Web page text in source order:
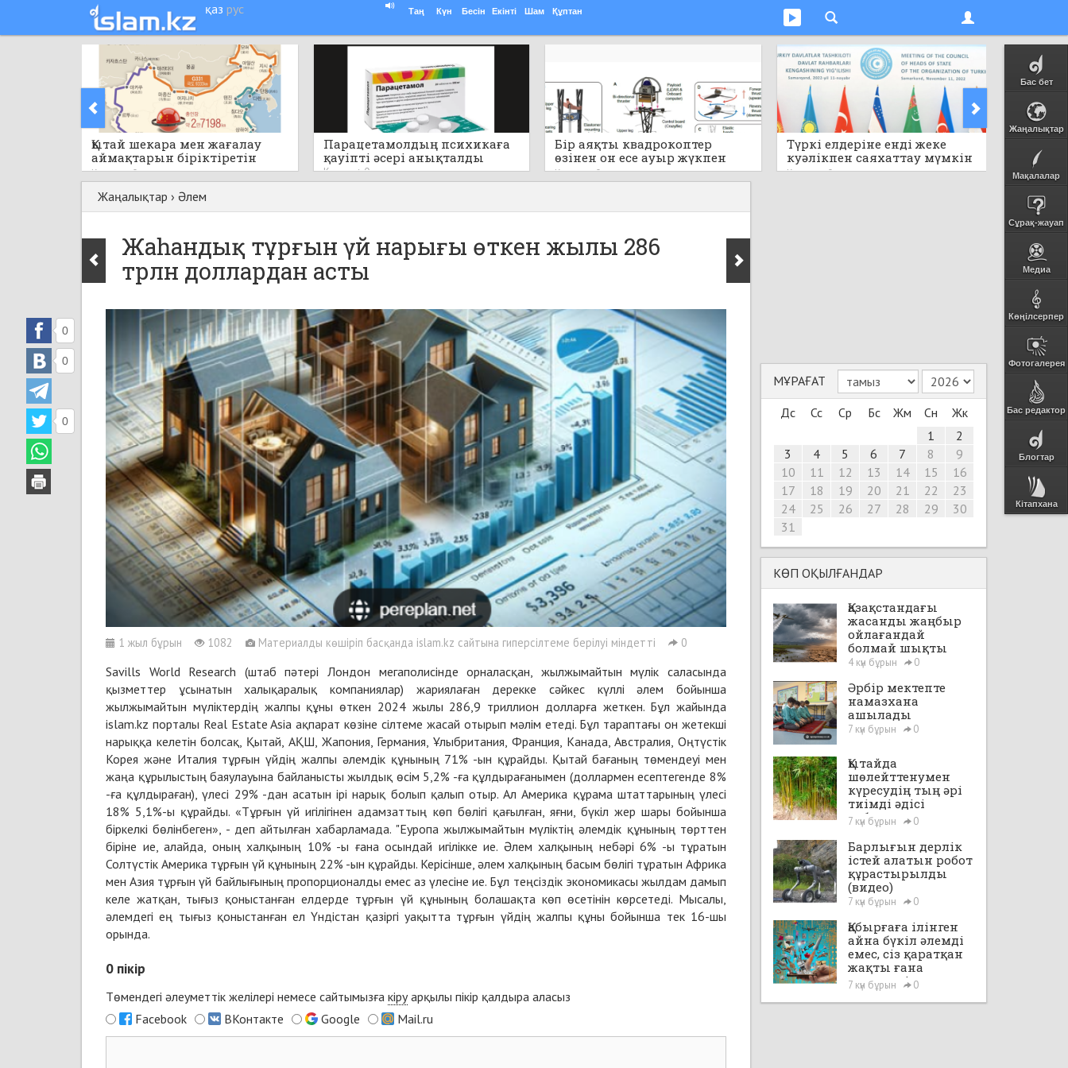
қаз рус Таң Күн Бесін Екінті Шам Құптан
Бас бет
Жаңалықтар
Мақалалар
Сұрақ-жауап
Медиа
Көңілсерпер
Фотогалерея
Бас редактор
Блогтар
Кітапхана
Қытай шекара мен жағалау
аймақтарын біріктіретін
бірегей стратегиялық жобаны
қолға алады
Кеше 0
Парацетамолдың психикаға
қауіпті әсері анықталды
Кеше 0
Бір аяқты квадрокоптер
өзінен он есе ауыр жүкпен
секіре алады (видео)
Кеше 0
Түркі елдеріне енді жеке
куәлікпен саяхаттау мүмкін
болмақ
Кеше 0 Кеше 0
Жаңалықтар › Әлем
Жаһандық тұрғын үй нарығы өткен жылы 286
трлн доллардан асты
1 жыл бұрын 1082 Материалды көшіріп басқанда islam.kz сайтына гиперсілтеме берілуі міндетті 0
0
0
0
Savills World Research (штаб пәтері Лондон мегаполисінде орналасқан, жылжымайтын мүлік саласында
қызметтер ұсынатын халықаралық компаниялар) жариялаған дерекке сәйкес күллі әлем бойынша
жылжымайтын мүліктердің жалпы құны өткен 2024 жылы 286,9 триллион долларға жеткен. Бұл жайында
islam.kz порталы Real Estate Asia ақпарат көзіне сілтеме жасай отырып мәлім етеді. Бұл тараптағы он жетекші
нарыққа келетін болсақ, Қытай, АҚШ, Жапония, Германия, Ұлыбритания, Франция, Канада, Австралия, Оңтүстік
Корея және Италия тұрғын үйдің жалпы әлемдік құнының 71% -ын құрайды. Қытай бағаның төмендеуі мен
жаңа құрылыстың баяулауына байланысты жылдық өсім 5,2% -ға құлдырағанымен (доллармен есептегенде 8%
-ға құлдыраған), үлесі 29% -дан асатын ірі нарық болып қалып отыр. Ал Америка құрама штаттарының үлесі
18% 5,1%-ы құрайды. «Тұрғын үй игілігінен адамзаттың көп бөлігі қағылған, яғни, бүкіл жер шары бойынша
біркелкі бөлінбеген», - деп айтылған хабарламада. "Еуропа жылжымайтын мүліктің әлемдік құнының төрттен
біріне ие, алайда, оның халқының 10% -ы ғана осындай игілікке ие. Әлем халқының небәрі 6% -ы тұратын
Солтүстік Америка тұрғын үй құнының 22% -ын құрайды. Керісінше, әлем халқының басым бөлігі тұратын Африка
мен Азия тұрғын үй байлығының пропорционалды емес аз үлесіне ие. Бұл теңсіздік экономикасы жылдам дамып
келе жатқан, тығыз қоныстанған елдерде тұрғын үй құнының болашақта көп өсетінін көрсетеді. Мысалы,
әлемдегі ең тығыз қоныстанған ел Үндістан қазіргі уақытта тұрғын үйдің жалпы құны бойынша тек 16-шы
орында.
0 пікір
Төмендегі әлеуметтік желілері немесе сайтымызға кіруарқылы пікір қалдыра аласыз
Facebook
ВКонтакте Google Mail.ru
МҰРАҒАТ
Дс
Сс Ср Бс Жм Сн
Жк
1
2
3
4 5 6 7 8
9
10
11 12 13 14 15
16
17
18 19 20 21 22
23
24
25 26 27 28 29
30
31
КӨП ОҚЫЛҒАНДАР
Қазақстандағы
жасанды жаңбыр
ойлағандай
болмай шықты
4 күн бұрын 0
Әрбір мектепте
намазхана
ашылады
7 күн бұрын 0
Қытайда
шөлейттенумен
күресудің тың әрі
тиімді әдісі
табылды
7 күн бұрын 0
Барлығын дерлік
істей алатын робот
құрастырылды
(видео)
7 күн бұрын 0
Қабырғаға ілінген
айна бүкіл әлемді
емес, сіз қаратқан
жақты ғана
көрсетеді
7 күн бұрын 0